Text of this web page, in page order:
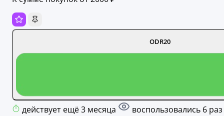
ODR20
действует ещё 3 месяца воспользовались 6 раз